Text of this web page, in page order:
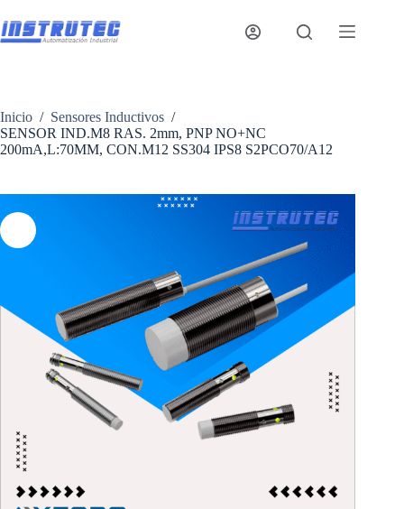
al
contenido
Inicio / Sensores Inductivos /
SENSOR IND.M8 RAS. 2mm, PNP NO+NC
200mA,L:70MM, CON.M12 SS304 IPS8 S2PCO70/A12